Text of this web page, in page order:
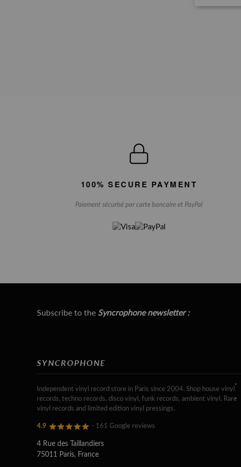
100% SECURE PAYMENT
Paiement sécurisé par carte bancaire et PayPal
Subscribe to the Syncrophone newsletter :
SYNCROPHONE
Independent vinyl record store in Paris since 2004. Shop house vinyl
records, techno records, disco vinyl, funk records, ambient vinyl. Rare
vinyl records and limited edition vinyl pressings.
4.9 - 161 Google reviews
4 Rue des Taillandiers
75011 Paris, France